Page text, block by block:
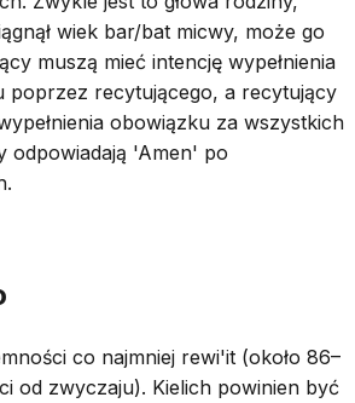
wiek bar/bat micwy, może go
muszą mieć intencję wypełnienia
poprzez recytującego, a recytujący
obowiązku za wszystkich
odpowiadają 'Amen' po
co najmniej rewi'it (około 86–
od zwyczaju). Kielich powinien być